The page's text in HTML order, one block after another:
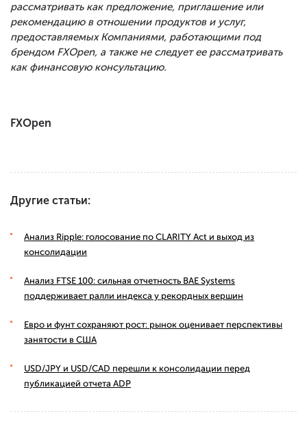
рассматривать как предложение, приглашение или
рекомендацию в отношении продуктов и услуг,
предоставляемых Компаниями, работающими под
брендом FXOpen, а также не следует ее рассматривать
как финансовую консультацию.
FXOpen
Другие статьи:
Анализ Ripple: голосование по CLARITY Act и выход из
консолидации
Анализ FTSE 100: сильная отчетность BAE Systems
поддерживает ралли индекса у рекордных вершин
Евро и фунт сохраняют рост: рынок оценивает перспективы
занятости в США
USD/JPY и USD/CAD перешли к консолидации перед
публикацией отчета ADP